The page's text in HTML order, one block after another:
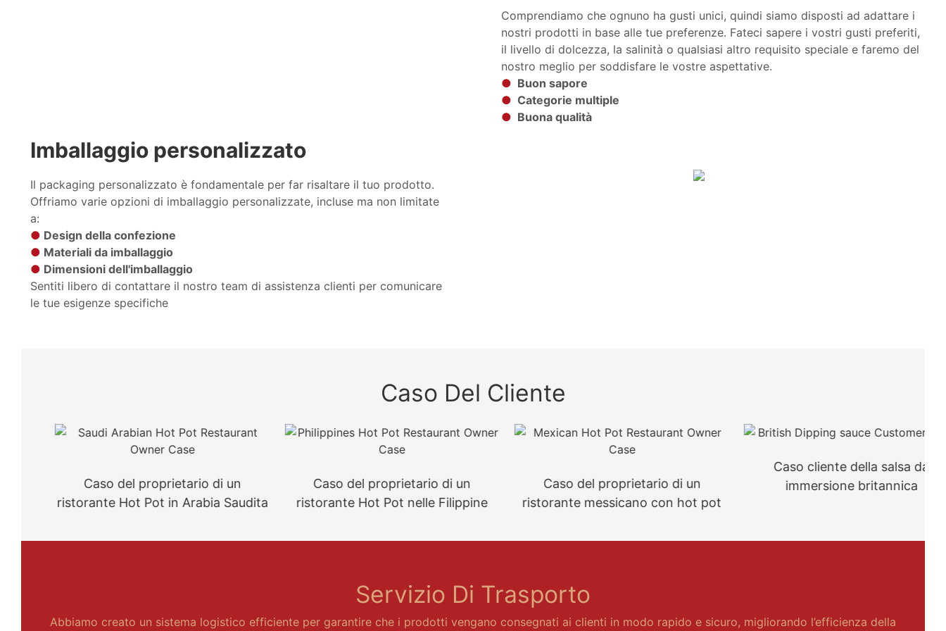
Comprendiamo che ognuno ha gusti unici, quindi siamo disposti ad adattare i
nostri prodotti in base alle tue preferenze. Fateci sapere i vostri gusti preferiti,
il livello di dolcezza, la salinità o qualsiasi altro requisito speciale e faremo del
nostro meglio per soddisfare le vostre aspettative.
● Buon sapore
● Categorie multiple
● Buona qualità
Imballaggio personalizzato
Il packaging personalizzato è fondamentale per far risaltare il tuo prodotto.
Offriamo varie opzioni di imballaggio personalizzate, incluse ma non limitate
a:
● Design della confezione
● Materiali da imballaggio
● Dimensioni dell'imballaggio
Sentiti libero di contattare il nostro team di assistenza clienti per comunicare
le tue esigenze specifiche
Caso Del Cliente
Caso del proprietario di un
ristorante Hot Pot in Arabia Saudita
Caso del proprietario di un
ristorante Hot Pot nelle Filippine
Caso del proprietario di un
ristorante messicano con hot pot
Caso cliente della salsa da
immersione britannica
Servizio Di Trasporto
Abbiamo creato un sistema logistico efficiente per garantire che i prodotti vengano consegnati ai clienti in modo rapido e sicuro, migliorando l’efficienza della